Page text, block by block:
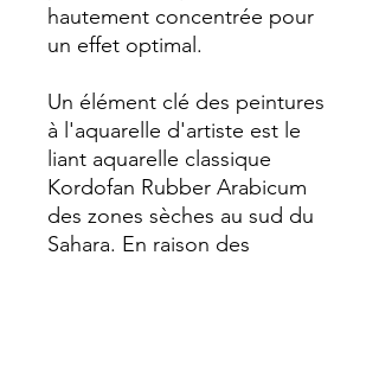
hautement concentrée pour
un effet optimal.
Un élément clé des peintures
à l'aquarelle d'artiste est le
liant aquarelle classique
Kordofan Rubber Arabicum
des zones sèches au sud du
Sahara. En raison des